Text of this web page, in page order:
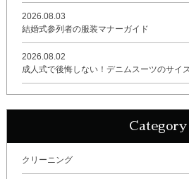
2026.08.03
結婚式参列者の服装マナーガイド
2026.08.02
成人式で後悔しない！デニムスーツのサイ
Category
クリーニング